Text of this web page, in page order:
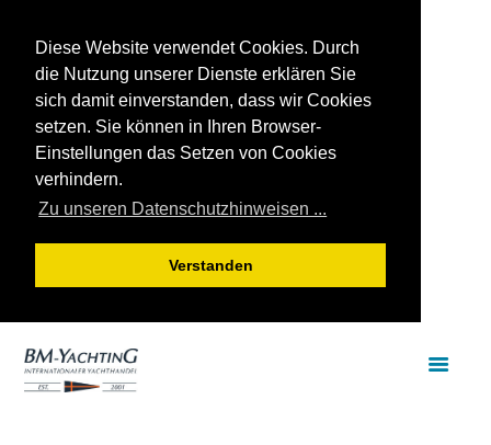
Diese Website verwendet Cookies. Durch
die Nutzung unserer Dienste erklären Sie
sich damit einverstanden, dass wir Cookies
setzen. Sie können in Ihren Browser-
Einstellungen das Setzen von Cookies
verhindern.
Zu unseren Datenschutzhinweisen ...
Verstanden